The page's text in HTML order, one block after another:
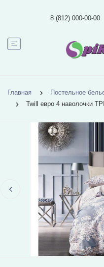
8 (812) 000-00-00
Главная Постельное
Twill евро 4 наволочки